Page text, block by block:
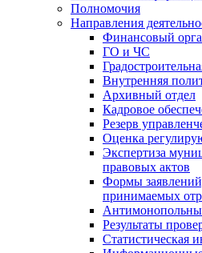
Полномочия
Направления
Финансовый
ГО и ЧС
Внутренняя
Архивный отдел
Кадровое
Резерв
Оценка
Экспертиза
правовых актов
Формы
принимаемых
Результаты
Статистическая